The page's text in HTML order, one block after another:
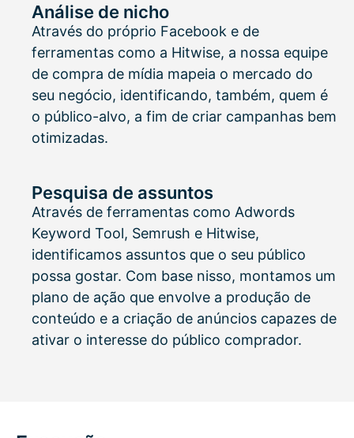
Análise de nicho
Através do próprio Facebook e de
ferramentas como a Hitwise, a nossa equipe
de compra de mídia mapeia o mercado do
seu negócio, identificando, também, quem é
o público-alvo, a fim de criar campanhas bem
otimizadas.
Pesquisa de assuntos
Através de ferramentas como Adwords
Keyword Tool, Semrush e Hitwise,
identificamos assuntos que o seu público
possa gostar. Com base nisso, montamos um
plano de ação que envolve a produção de
conteúdo e a criação de anúncios capazes de
ativar o interesse do público comprador.